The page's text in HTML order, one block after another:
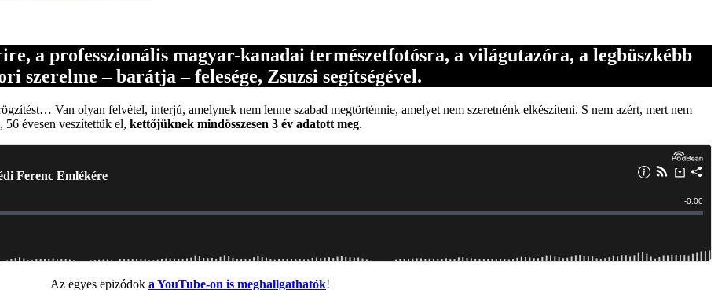
a professzionális magyar-kanadai természetfotósra, a világutazóra, a legbüszkébb
szerelme – barátja – felesége, Zsuzsi segítségével.
Van olyan felvétel, interjú, amelynek nem lenne szabad megtörténnie, amelyet nem szeretnénk elkészíteni. S nem azért, mert nem
évesen veszítettük el, kettőjüknek mindösszesen 3 év adatott meg.
Az egyes epizódok a YouTube-on is meghallgathatók!